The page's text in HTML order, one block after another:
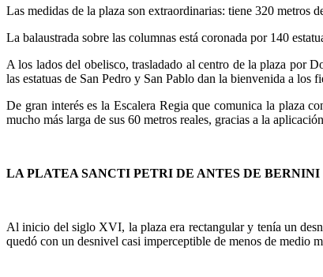
Las medidas de la plaza son extraordinarias: tiene 320 metros
La balaustrada sobre las columnas está coronada por 140
A los lados del obelisco, trasladado al centro de la plaza por
las estatuas de San Pedro y San Pablo dan la bienvenida a los
De gran interés es la Escalera Regia que comunica la plaza
mucho más larga de sus 60 metros reales, gracias a la
LA PLATEA SANCTI PETRI DE ANTES DE BERNINI
Al inicio del siglo XVI, la plaza era rectangular y tenía un
quedó con un desnivel casi imperceptible de menos de medio